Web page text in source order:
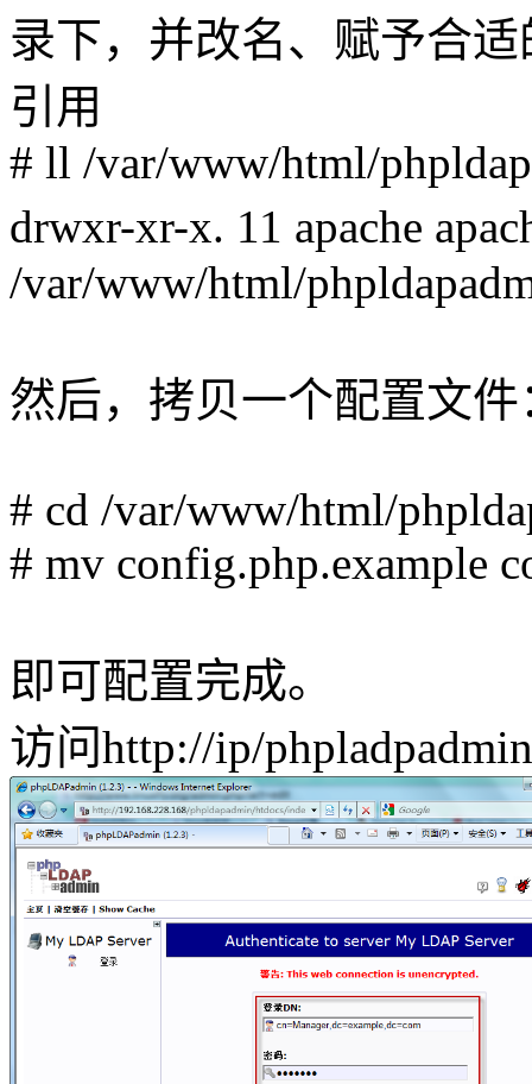
录下，并改名、赋予合
引用
# ll /var/www/html/
drwxr-xr-x. 11 apache
/var/www/html/
然后，拷贝一个配置文件
# cd /var/www/html/
# mv config.php.example
即可配置完成。
访问http://ip/